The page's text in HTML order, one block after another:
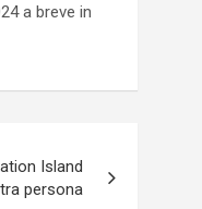
a breve in
Island
persona